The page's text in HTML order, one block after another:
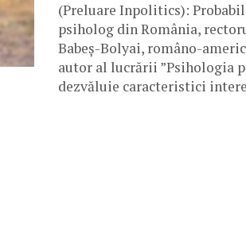
(Preluare Inpolitics):
psiholog din România,
Babeș-Bolyai, româno-
autor al lucrării ”Psihologia
dezvăluie caracteristici